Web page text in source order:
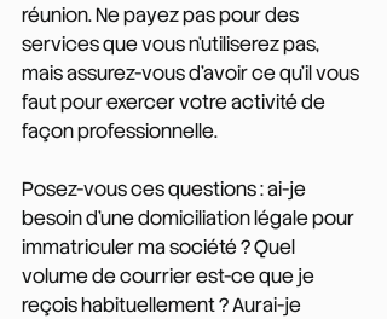
réunion. Ne payez pas pour des
services que vous n'utiliserez pas,
mais assurez-vous d'avoir ce qu'il vous
faut pour exercer votre activité de
façon professionnelle.
Posez-vous ces questions : ai-je
besoin d'une domiciliation légale pour
immatriculer ma société ? Quel
volume de courrier est-ce que je
reçois habituellement ? Aurai-je